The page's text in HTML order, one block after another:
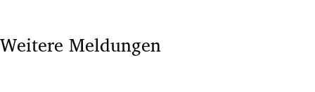
Weitere Meldungen